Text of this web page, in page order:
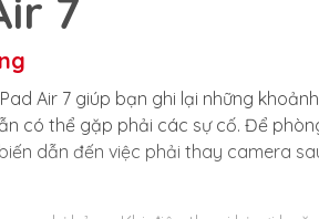
7
Air 7 giúp bạn ghi lại những khoảnh
có thể gặp phải các sự cố. Để
dẫn đến việc phải thay camera